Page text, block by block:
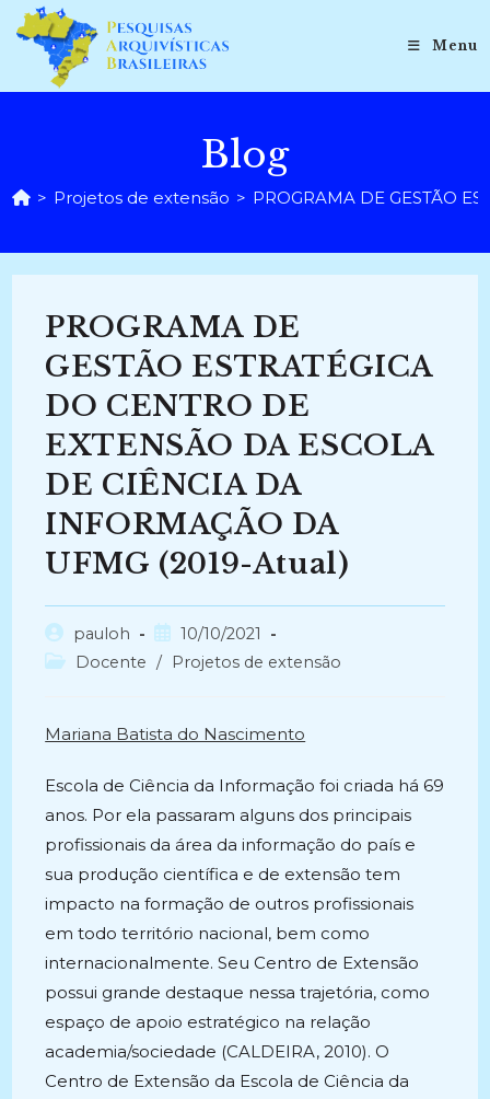
para
conteúdo
Menu
Blog
> Projetos de extensão > PROGRAMA DE GESTÃO
PROGRAMA DE
GESTÃO ESTRATÉGICA
DO CENTRO DE
EXTENSÃO DA ESCOLA
DE CIÊNCIA DA
INFORMAÇÃO DA
UFMG (2019-Atual)
Autor
do
pauloh
Post
publicado:
10/10/2021
Categoria
Docente / Projetos de extensão
Mariana Batista do Nascimento
Escola de Ciência da Informação foi criada há 69
anos. Por ela passaram alguns dos principais
profissionais da área da informação do país e
sua produção científica e de extensão tem
impacto na formação de outros profissionais
em todo território nacional, bem como
internacionalmente. Seu Centro de Extensão
possui grande destaque nessa trajetória, como
espaço de apoio estratégico na relação
academia/sociedade (CALDEIRA, 2010). O
Centro de Extensão da Escola de Ciência da